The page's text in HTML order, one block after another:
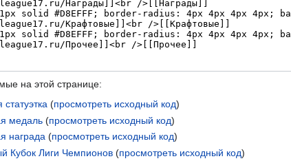
на этой странице:
(просмотреть исходный код)
медаль (просмотреть исходный код)
награда (просмотреть исходный код)
Кубок Лиги Чемпионов (просмотреть исходный код)